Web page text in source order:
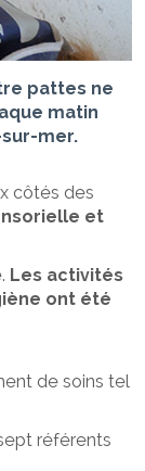
pattes ne
matin
mer.
côtés des
et
Les activités
ont été
de soins tel
référents